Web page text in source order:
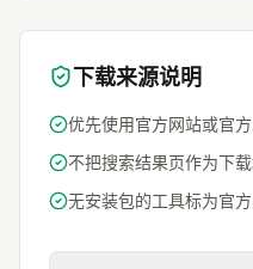
下载来源说明
优先使用官方网站或官
不把搜索结果页作为下
无安装包的工具标为官